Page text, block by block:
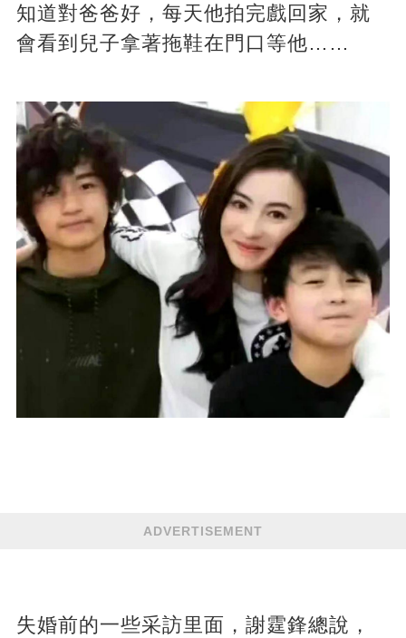
知道對爸爸好，每天他拍完戲回家，就
會看到兒子拿著拖鞋在門口等他……
ADVERTISEMENT
失婚前的一些采訪里面，謝霆鋒總說，